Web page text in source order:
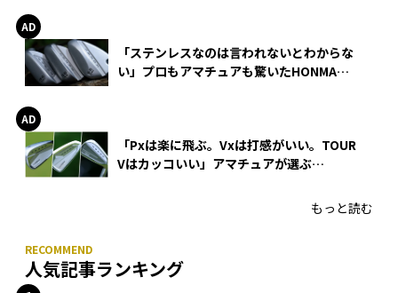
「ステンレスなのは言われないとわからな
い」プロもアマチュアも驚いたHONMA
「Pxは楽に飛ぶ。Vxは打感がいい。TOUR
Vはカッコいい」アマチュアが選ぶ
もっと読む
人気記事ランキング